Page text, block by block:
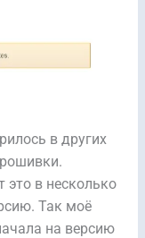
в других
это в несколько
Так моё
на версию